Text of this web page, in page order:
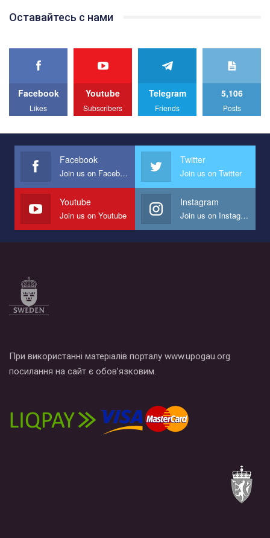
best video, representing programme for the development of
We appeal to your support and ask to help us implement our plan
All you have to do is to press "Like" below the video.
Эмоционально сильный ролик от команды "Гей-альянс
представляющий программу развития организации.
Мы просим вас поддержать нас и помочь нам реализовать
наш план по борьбе с насилием и дискриминацией на почве
СОГИ в Украине.
Все, что вам нужно сделать - это зайти на наш канал YouTube
Оставайтесь с нами
Facebook
Likes
Youtube
Subscribers
Telegram
Friends
5,106
Posts
Facebook
Join us on Facebook
Twitter
Join us on Twitter
Youtube
Join us on Youtube
Instagram
Join us on Instagram
При використанні матеріалів порталу www.upogau.org
посилання на сайт є обов’язковим.